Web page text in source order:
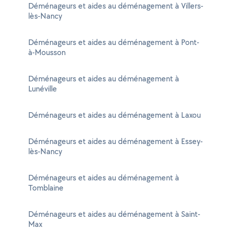
Déménageurs et aides au déménagement à Villers-
lès-Nancy
Déménageurs et aides au déménagement à Pont-
à-Mousson
Déménageurs et aides au déménagement à
Lunéville
Déménageurs et aides au déménagement à Laxou
Déménageurs et aides au déménagement à Essey-
lès-Nancy
Déménageurs et aides au déménagement à
Tomblaine
Déménageurs et aides au déménagement à Saint-
Max